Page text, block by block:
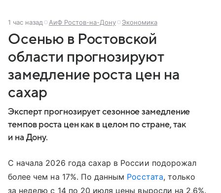
1 час назад АиФ Ростов-на-Дону Экономика
Осенью в Ростовской
области прогнозируют
замедление роста цен на
сахар
Эксперт прогнозирует сезонное замедление
темпов роста цен как в целом по стране, так
и на Дону.
С начала 2026 года сахар в России подорожал
более чем на 17%. По данным Росстата, только
за неделю с 14 по 20 июля цены выросли на 2,6%.